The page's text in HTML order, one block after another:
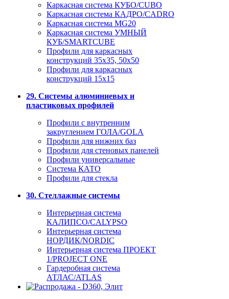
Каркасная система КУБО/CUBO
Каркасная система КАДРО/CADRO
Каркасная система MG20
Каркасная система УМНЫЙ
КУБ/SMARTCUBE
Профили для каркасных
конструкций 35x35, 50x50
Профили для каркасных
конструкций 15х15
29. Системы алюминиевых и
пластиковых профилей
Профили с внутренним
закруглением ГОЛА/GOLA
Профили для нижних баз
Профили для стеновых панелей
Профили универсальные
Система КАТО
Профили для стекла
30. Стеллажные системы
Интерьерная система
КАЛИПСО/CALYPSO
Интерьерная система
НОРДИК/NORDIC
Интерьерная система ПРОЕКТ
1/PROJECT ONE
Гардеробная система
АТЛАС/ATLAS